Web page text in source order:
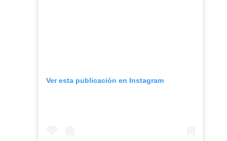
Ver esta publicación en Instagram